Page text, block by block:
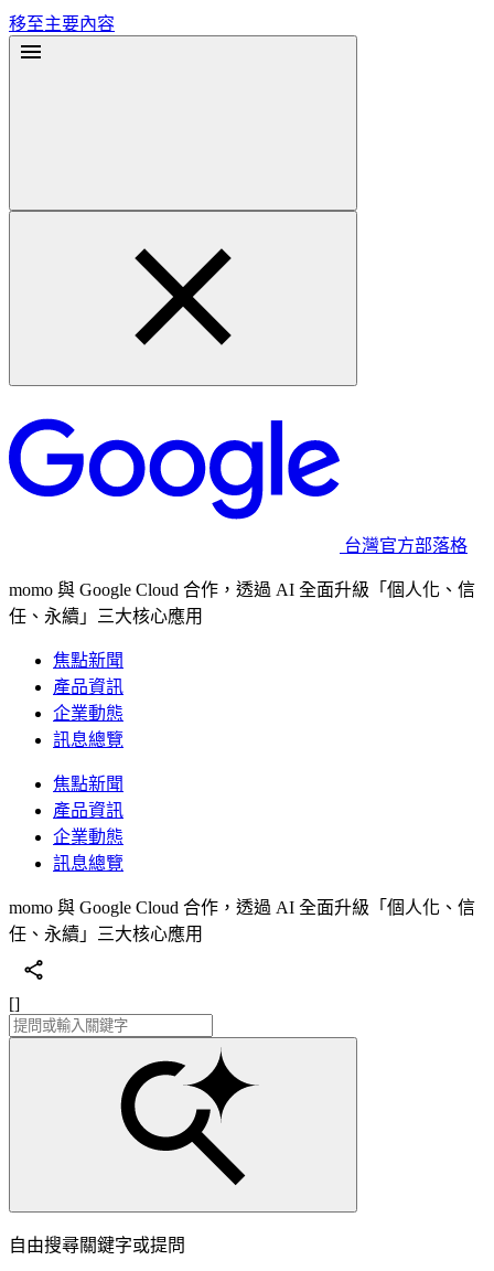
移至主要內容
台灣官方部落格
momo 與 Google Cloud 合作，透過 AI 全面升級「個人化、信
任、永續」三大核心應用
焦點新聞
產品資訊
企業動態
訊息總覽
焦點新聞
產品資訊
企業動態
訊息總覽
momo 與 Google Cloud 合作，透過 AI 全面升級「個人化、信
任、永續」三大核心應用
[]
自由搜尋關鍵字或提問